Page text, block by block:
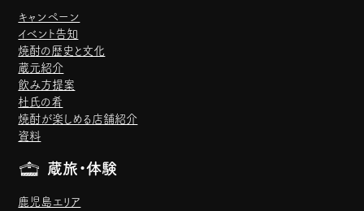
キャンペーン
イベント告知
焼酎の歴史と文化
蔵元紹介
飲み方提案
杜氏の肴
焼酎が楽しめる店舗紹介
資料
蔵旅・体験
鹿児島エリア